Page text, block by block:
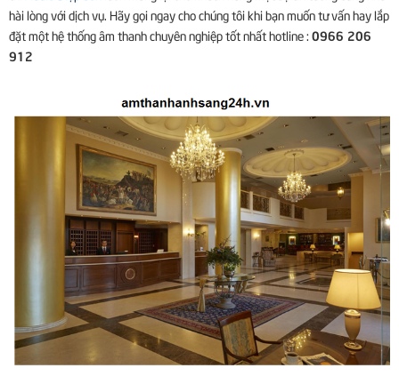
hài lòng với dịch vụ. Hãy gọi ngay cho chúng tôi khi bạn muốn tư vấn hay lắp
đặt một hệ thống âm thanh chuyên nghiệp tốt nhất hotline : 0966 206
912